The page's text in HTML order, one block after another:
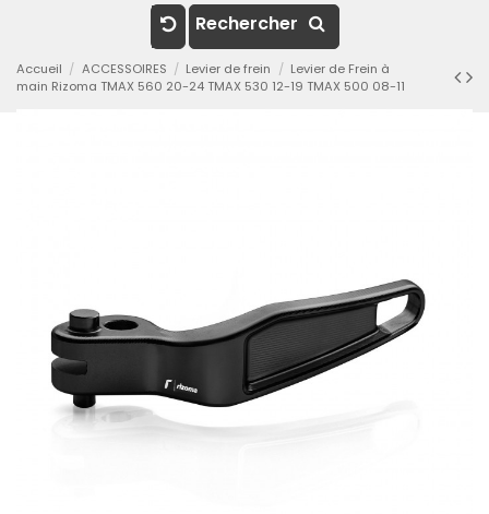
Rechercher
Accueil ACCESSOIRES Levier de frein
Levier de Frein à
main Rizoma TMAX 560 20-24 TMAX 530 12-19 TMAX 500 08-11